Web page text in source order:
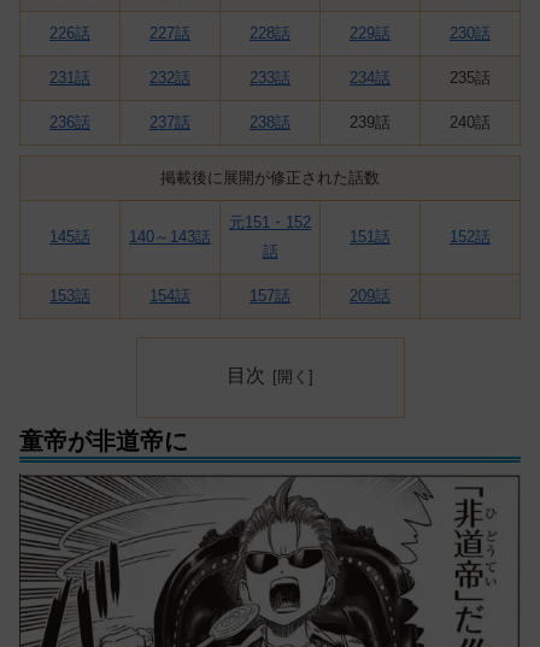
226話 227話 228話 229話 230話
231話 232話 233話 234話 235話
236話 237話 238話 239話 240話
掲載後に展開が修正された話数
145話 140～143話
元151・152
話
151話 152話
153話 154話 157話 209話
目次
童帝が非道帝に